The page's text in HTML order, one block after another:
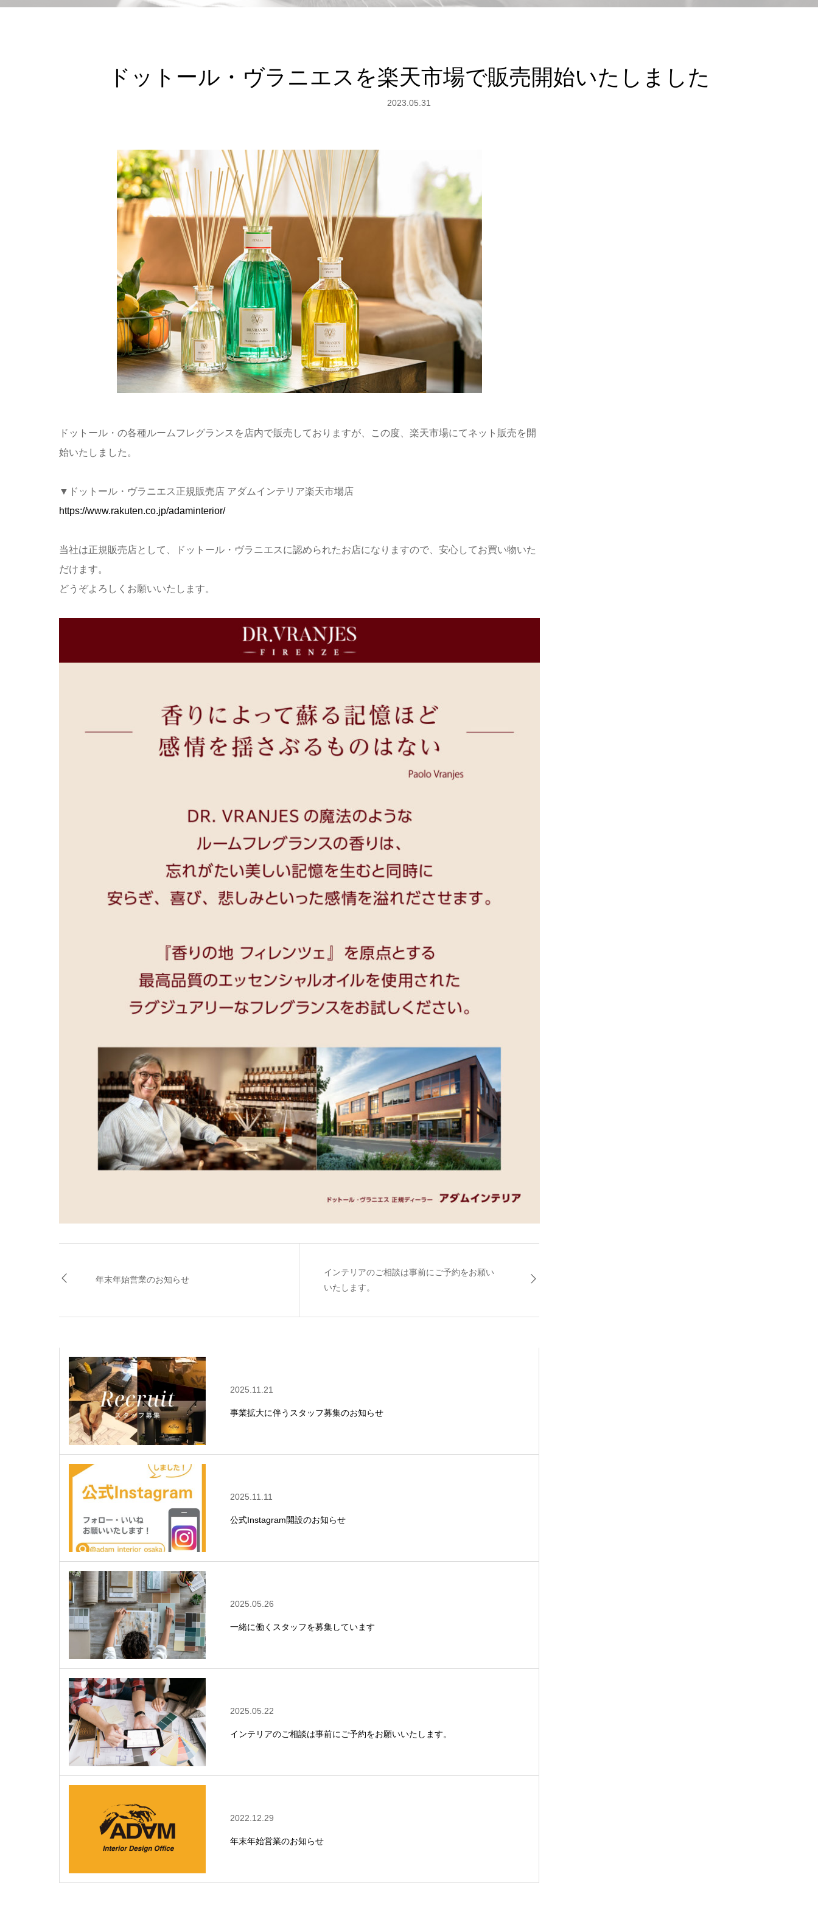
ドットール・ヴラニエスを楽天市場で販売開始いたしました
2023.05.31
ドットール・の各種ルームフレグランスを店内で販売しておりますが、この度、楽天市場にてネット販売を開
始いたしました。
▼ドットール・ヴラニエス正規販売店 アダムインテリア楽天市場店
https://www.rakuten.co.jp/adaminterior/
当社は正規販売店として、ドットール・ヴラニエスに認められたお店になりますので、安心してお買い物いた
だけます。
どうぞよろしくお願いいたします。
年末年始営業のお知らせ
インテリアのご相談は事前にご予約をお願い
いたします。
2025.11.21
事業拡大に伴うスタッフ募集のお知らせ
2025.11.11
公式Instagram開設のお知らせ
2025.05.26
一緒に働くスタッフを募集しています
2025.05.22
インテリアのご相談は事前にご予約をお願いいたします。
2022.12.29
年末年始営業のお知らせ